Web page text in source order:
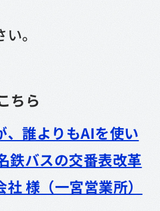
。
ちら
、誰よりもAIを使い
鉄バスの交番表改革
様（一宮営業所）